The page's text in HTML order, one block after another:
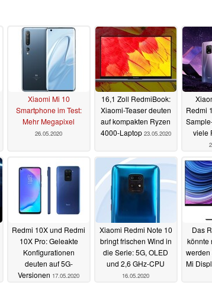
Xiaomi Mi 10
Smartphone im Test:
Mehr Megapixel
26.05.2020
16,1 Zoll RedmiBook:
Xiaomi-Teaser deuten
auf kompakten Ryzen
4000-Laptop 23.05.2020
Redmi
viele
Redmi 10X und Redmi
10X Pro: Geleakte
Konfigurationen
deuten auf 5G-
Versionen 17.05.2020
Xiaomi Redmi Note 10
bringt frischen Wind in
die Serie: 5G, OLED
und 2,6 GHz-CPU
16.05.2020
Das
könnte
werden
Mi